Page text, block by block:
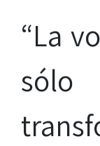
“La
sólo